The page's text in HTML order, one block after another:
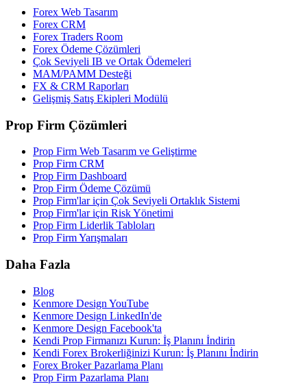
Forex Web Tasarım
Forex CRM
Forex Traders Room
Forex Ödeme Çözümleri
Çok Seviyeli IB ve Ortak Ödemeleri
MAM/PAMM Desteği
FX & CRM Raporları
Gelişmiş Satış Ekipleri Modülü
Prop Firm Çözümleri
Prop Firm Web Tasarım ve Geliştirme
Prop Firm CRM
Prop Firm Dashboard
Prop Firm Ödeme Çözümü
Prop Firm'lar için Çok Seviyeli Ortaklık Sistemi
Prop Firm'lar için Risk Yönetimi
Prop Firm Liderlik Tabloları
Prop Firm Yarışmaları
Daha Fazla
Blog
Kenmore Design YouTube
Kenmore Design LinkedIn'de
Kenmore Design Facebook'ta
Kendi Prop Firmanızı Kurun: İş Planını İndirin
Kendi Forex Brokerliğinizi Kurun: İş Planını İndirin
Forex Broker Pazarlama Planı
Prop Firm Pazarlama Planı